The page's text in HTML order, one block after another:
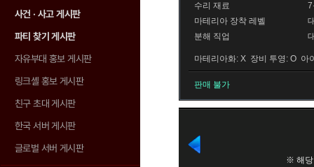
사건 · 사고 게시판
파티 찾기 게시판
자유부대 홍보 게시판
링크셸 홍보 게시판
친구 초대 게시판
한국 서버 게시판
글로벌 서버 게시판
수리 재료
7
마테리아 장착 레벨
분해 직업
마테리아화: X 장비 투영: O 아
판매 불가